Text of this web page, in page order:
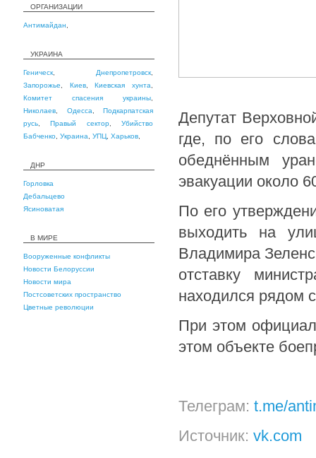
ОРГАНИЗАЦИИ
Антимайдан
УКРАИНА
Геническ Днепропетровск
Запорожье
Киев,Киевская хунта
Комитет спасения украины
Николаев
Одесса
Подкарпатская
русь ,Правый сектор,Убийство
Бабченко Украина УПЦ Харьков
ДНР
Горловка
Дебальцево
Ясиноватая
В МИРЕ
Вооруженные конфликты
Новости Белоруссии
Новости мира
Постсоветских пространство
Цветные революции
Депутат
где, по его
обеднённым
эвакуации около
По его
выходить на
Владимира
отставку
находился рядом
При этом
этом объекте
Телеграм: t.me/
Источник: vk.com